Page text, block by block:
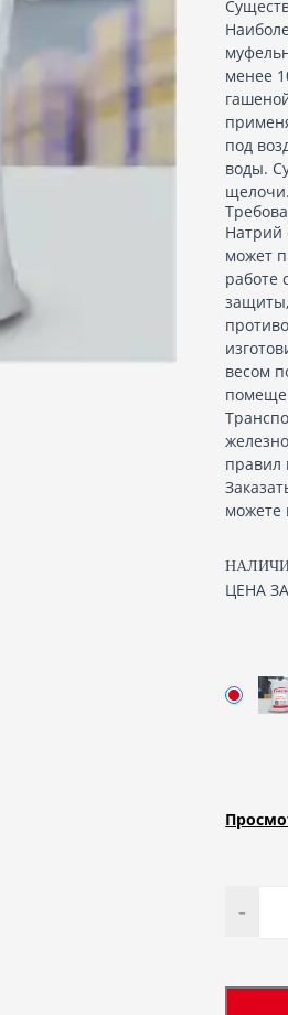
менее
под
воды.
щелочи.
Натрий
может
работе
весом
правил
можете
ЦЕНА